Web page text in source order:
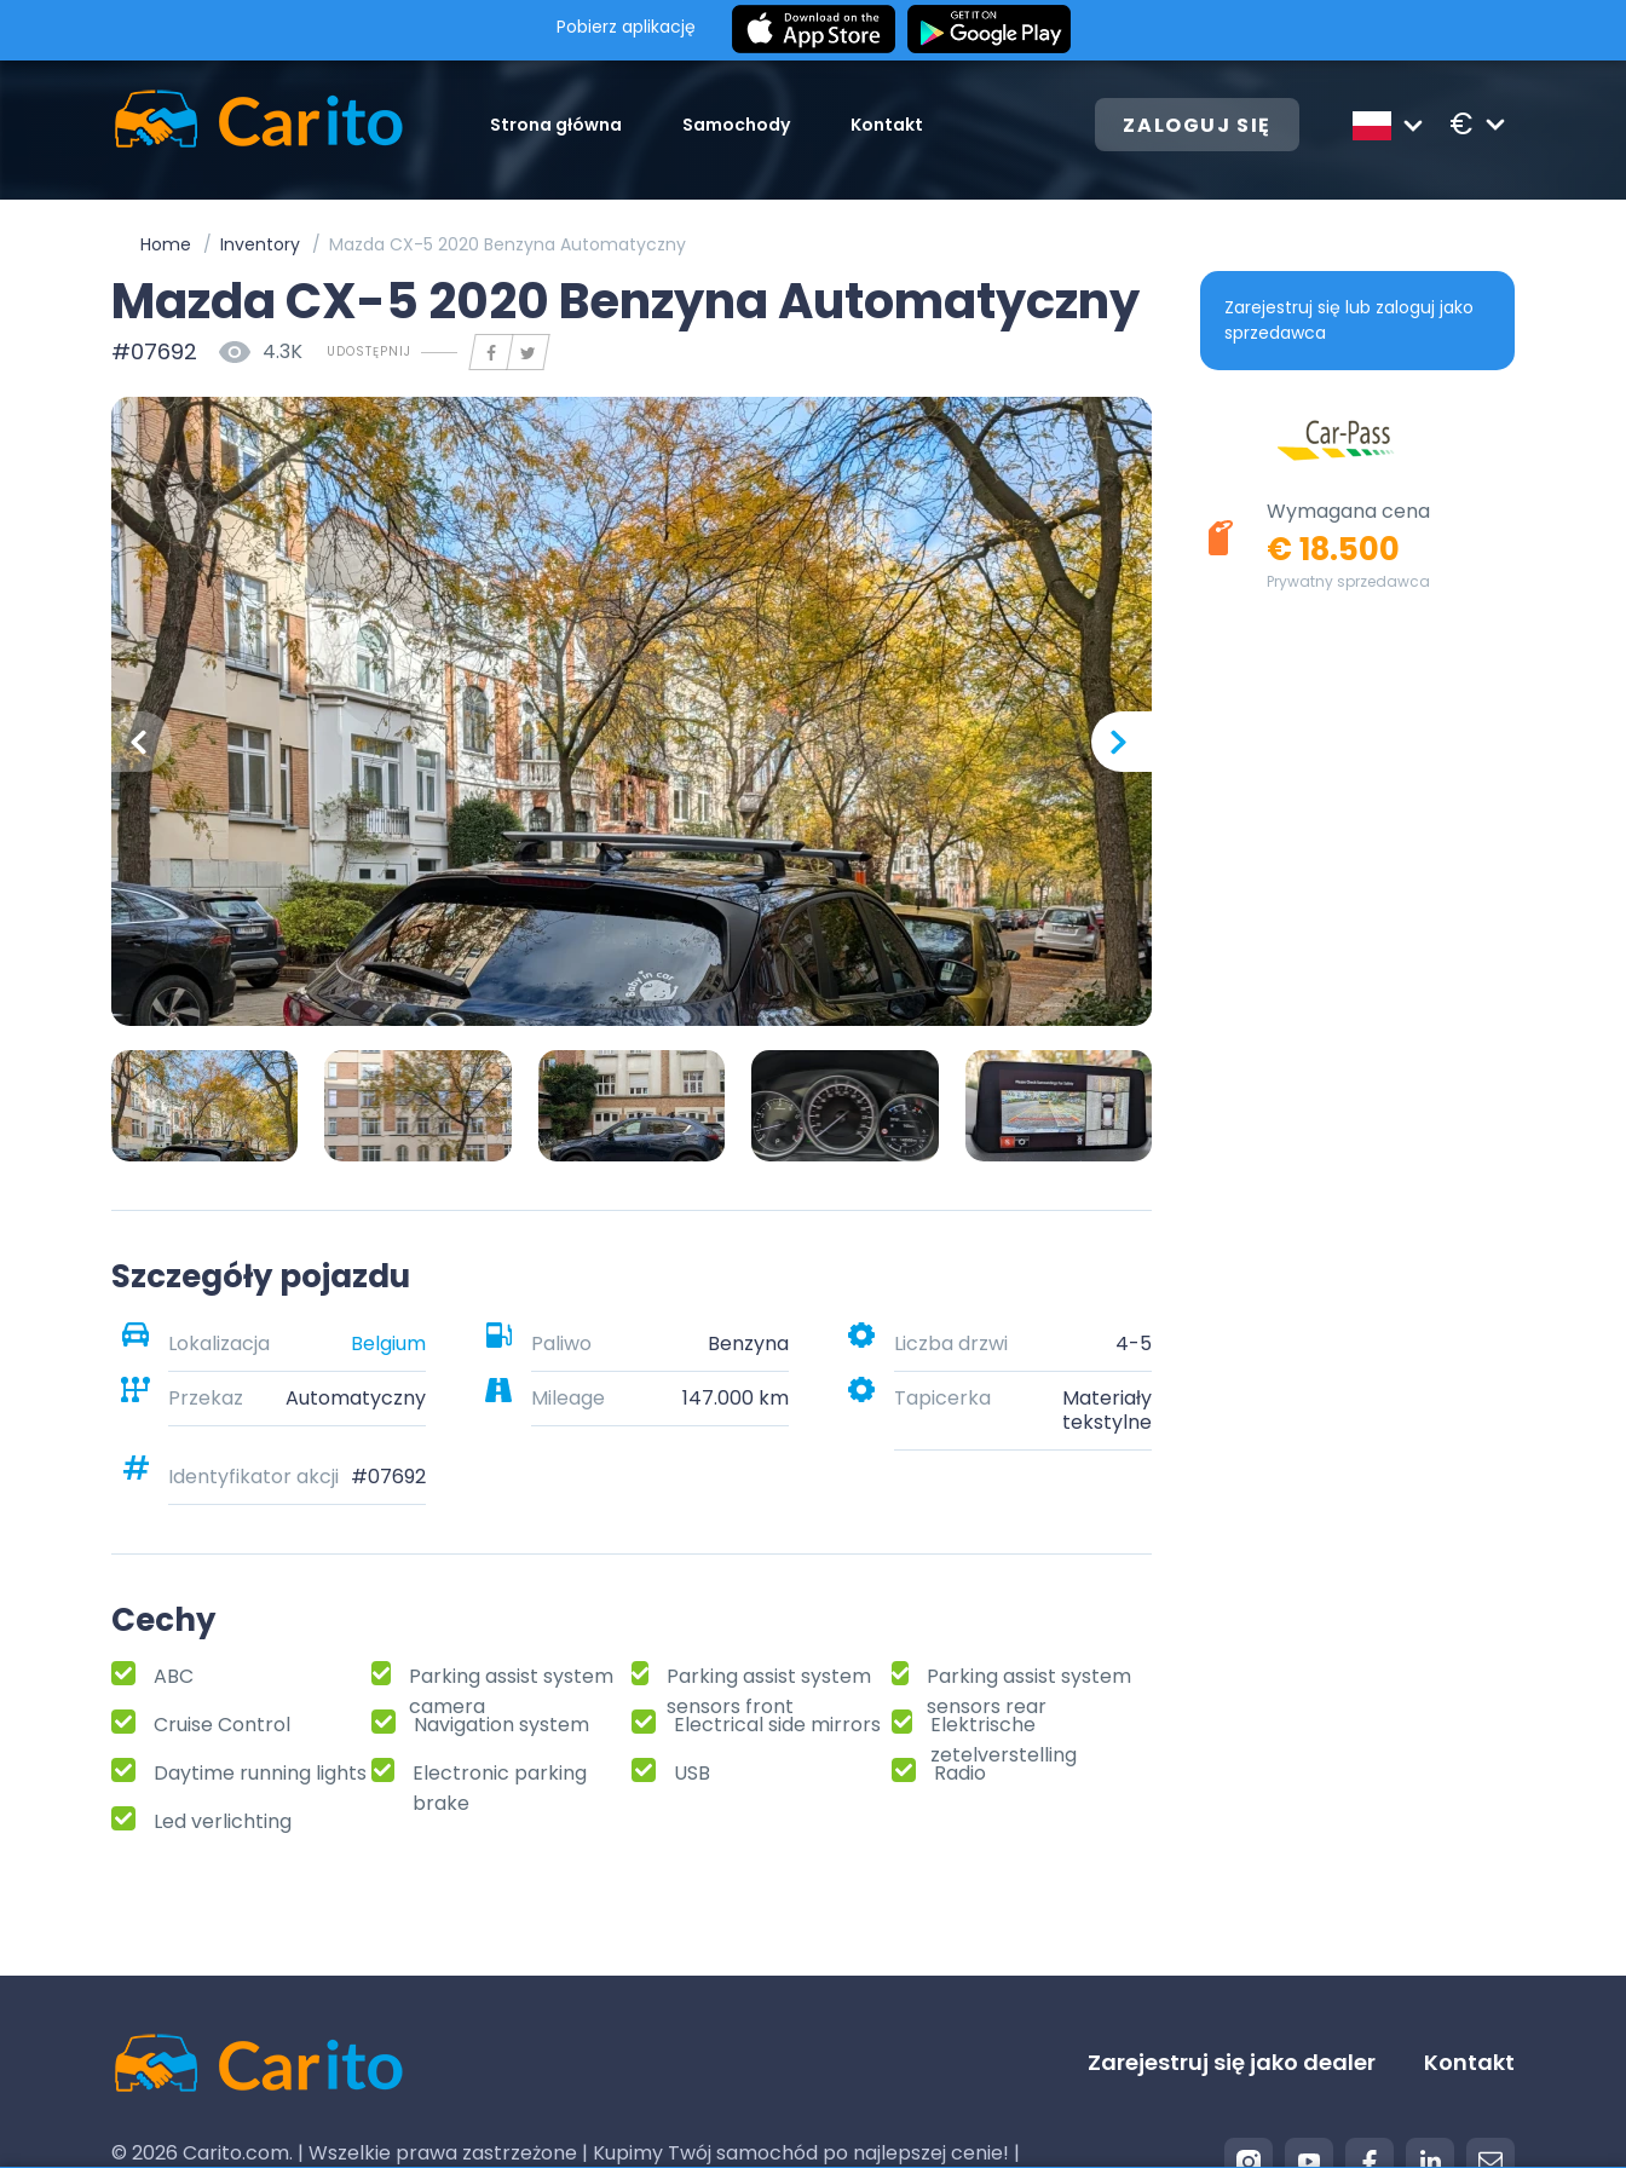
Pobierz aplikację
Strona główna Samochody Kontakt ZALOGUJ SIĘ €
Home Inventory Mazda CX-5 2020 Benzyna Automatyczny
Mazda CX-5 2020 Benzyna Automatyczny
#07692 4.3K UDOSTĘPNIJ
Szczegóły pojazdu
Lokalizacja Belgium Paliwo Benzyna Liczba drzwi
4-5
Przekaz
Automatyczny Mileage 147.000 km Tapicerka
Materiały
tekstylne
Identyfikator akcji #07692
Cechy
ABC
Parking assist system
camera
Parking assist system
sensors front
Parking assist system
sensors rear
Cruise Control Navigation system Electrical side mirrors
Elektrische
zetelverstelling
Daytime running lights
Electronic parking
brake
USB
Radio
Led verlichting
Zarejestruj się lub zaloguj jako
sprzedawca
Wymagana cena
€ 18.500
Prywatny sprzedawca
Zarejestruj się jako dealer Kontakt
© 2026 Carito.com. | Wszelkie prawa zastrzeżone | Kupimy Twój samochód po najlepszej cenie! |